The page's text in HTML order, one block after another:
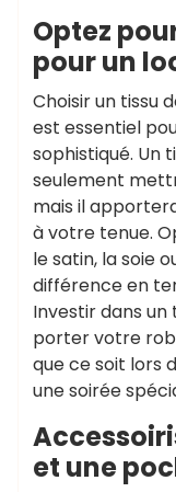
Optez
pour un
Choisir un tissu
est essentiel
sophistiqué. Un
seulement
mais il
à votre tenue.
le satin, la soie
différence en
Investir dans
porter votre
que ce soit lors
une soirée
et une